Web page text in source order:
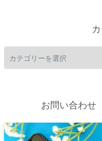
お問い合わせ